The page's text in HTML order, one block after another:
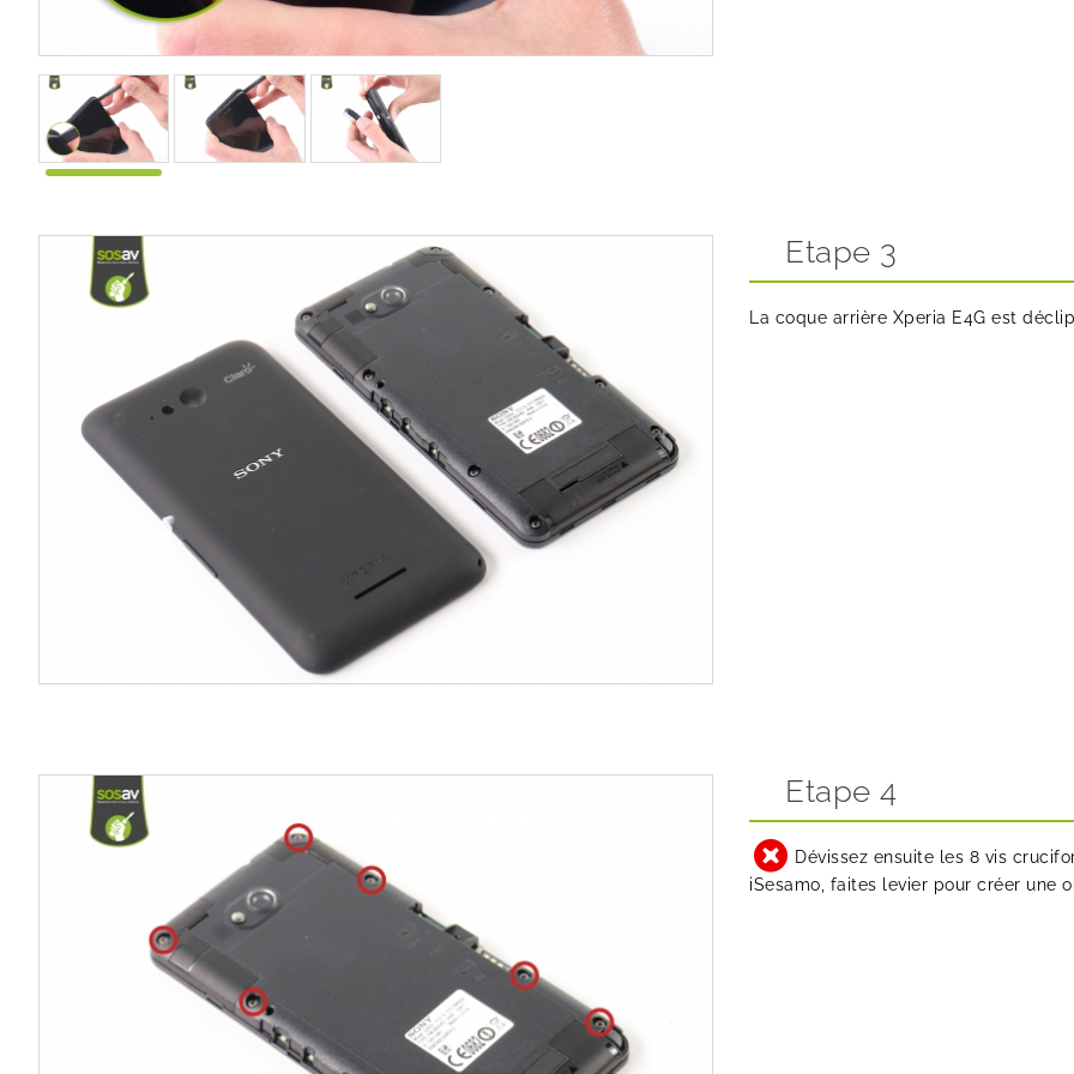
Etape 3
La coque arrière Xperia E4G est
Etape 4
Dévissez ensuite les 8 vis
iSesamo, faites levier pour créer une